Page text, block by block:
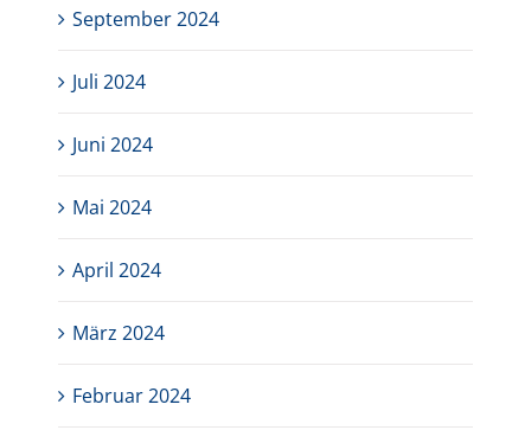
September 2024
Juli 2024
Juni 2024
Mai 2024
April 2024
März 2024
Februar 2024